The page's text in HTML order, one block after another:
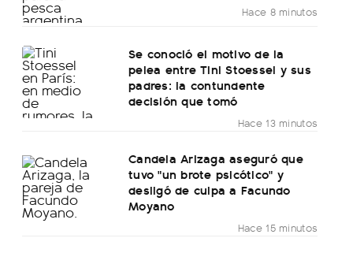
Hace 8 minutos
Se conoció el motivo de la
pelea entre Tini Stoessel y sus
padres: la contundente
decisión que tomó
Hace 13 minutos
Candela Arizaga aseguró que
tuvo "un brote psicótico" y
desligó de culpa a Facundo
Moyano
Hace 15 minutos